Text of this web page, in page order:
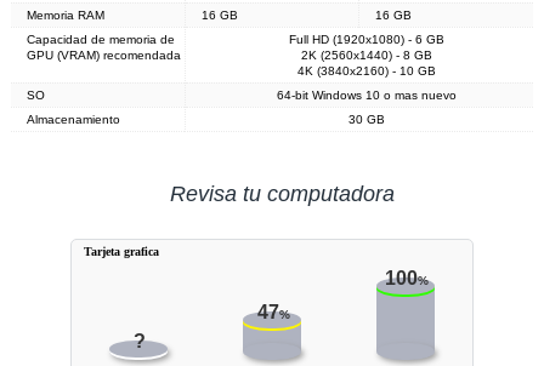
Memoria RAM
16 GB
16 GB
Capacidad de memoria de
GPU (VRAM) recomendada
Full HD (1920x1080) - 6 GB
2K (2560x1440) - 8 GB
4K (3840x2160) - 10 GB
SO
64-bit Windows 10 o mas nuevo
Almacenamiento
30 GB
Revisa tu computadora
?
47%
100%
Tarjeta grafica